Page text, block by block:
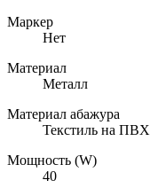
Маркер
Нет
Материал
Металл
Материал абажура
Текстиль на ПВХ
Мощность (W)
40